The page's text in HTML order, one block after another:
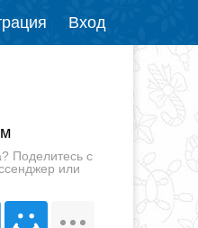
Вход
Поделитесь с
или